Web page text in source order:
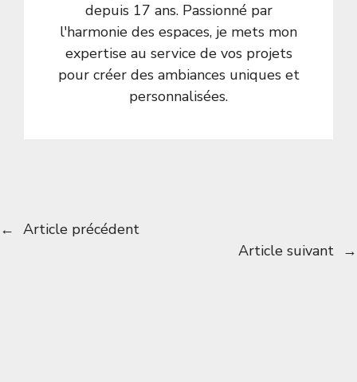
depuis 17 ans. Passionné par
l'harmonie des espaces, je mets mon
expertise au service de vos projets
pour créer des ambiances uniques et
personnalisées.
← Article précédent
Article suivant →